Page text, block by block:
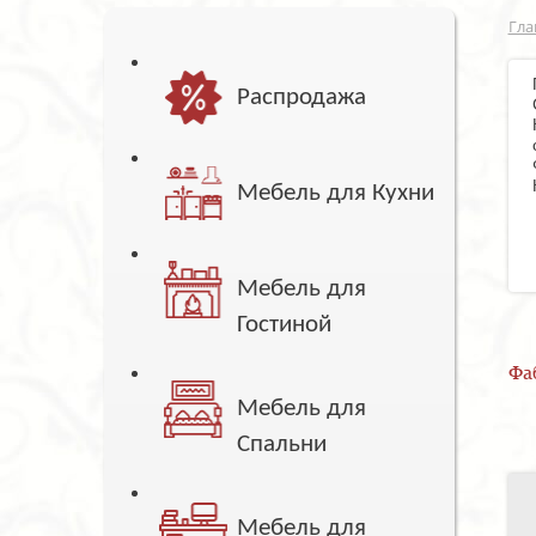
Распродажа
Мебель для Кухни
Мебель для
Гостиной
Мебель для
Спальни
Мебель для